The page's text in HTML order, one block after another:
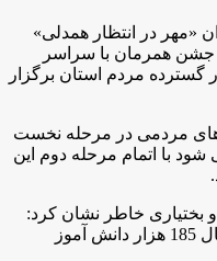
«مهر در انتظار همدلی»
جشن همرمان با سراسر
حضور گسترده مردم استان برگزار
ریال کمک های مردمی در مرحله نخست
با اتمام مرحله دوم این
.
خاطر نشان کرد:
در مرحله دوم جشن عاطفه های امسال 185 هزار دانش آموز